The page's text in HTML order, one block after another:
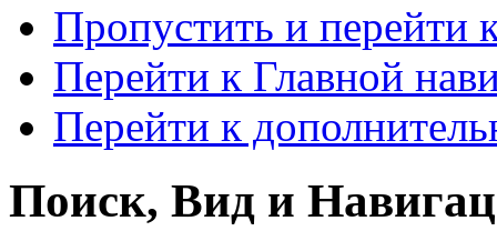
Пропустить и перейти
Перейти к Главной
Перейти к
Поиск, Вид и